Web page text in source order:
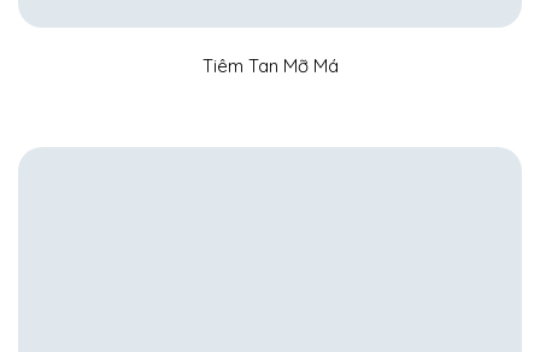
Tiêm Tan Mỡ Má